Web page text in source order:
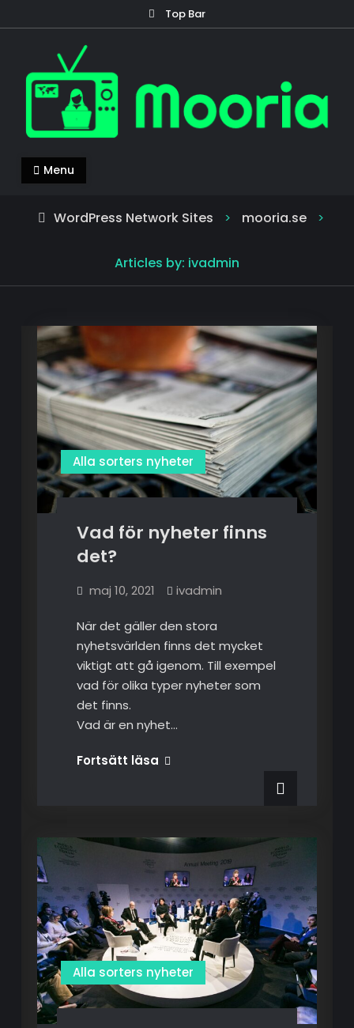
to
Top Bar
mooria.se
Mooria – allt du behöver veta om nyheter!
Menu
WordPress Network Sites > mooria.se >
Articles by: ivadmin
Alla sorters nyheter
Vad för nyheter finns
det?
maj 10, 2021 ivadmin
När det gäller den stora
nyhetsvärlden finns det mycket
viktigt att gå igenom. Till exempel
vad för olika typer nyheter som
det finns.
Vad är en nyhet…
Alla sorters nyheter